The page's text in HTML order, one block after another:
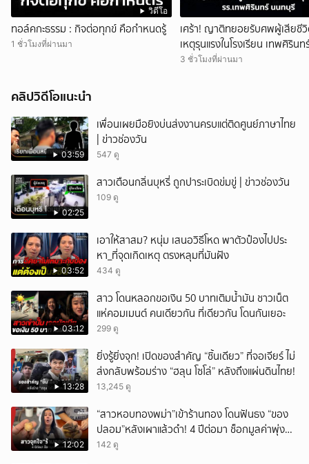
วิดีโอ
ทอล์คกะธรรม : กิจต่อทุกข์ คือกำหนดรู้
1 ชั่วโมงที่ผ่านมา
เศร้า! ญาติทยอยรับศพผู้เสียชี
เหตุรุนแรงในโรงเรียน เทพศิรินท
นนทบุรี
3 ชั่วโมงที่ผ่านมา
คลิปวิดีโอแนะนำ
03:59
เพื่อนเผยมือยิงบ่นส่งงานครบแต่ติดศูนย์ภาษาไทย
| ข่าวช่องวัน
547 ดู
02:25
สาวเตือนกลิ่นบุหรี่ ถูกปาระเบิดข่มขู่ | ข่าวช่องวัน
109 ดู
03:52
เอาให้สาสม? หนุ่ม เสนอวิธีโหด พาตัวป๋องไปประ
หา_ที่จุดเกิดเหตุ ตรงหลุมที่มันฝัง
434 ดู
03:12
สาว โดนหลอกขอเงิน 50 บาทเติมน้ำมัน ชาวเน็ต
แห่คอมเมนต์ คนเดียวกัน ที่เดียวกัน โดนกันเยอะ
299 ดู
13:28
ยิ่งรู้ยิ่งจุก! เปิดของสำคัญ “ชิ้นเดียว” ที่จอเจียร์ ไม่
ส่งกลับพร้อมร่าง “ฮลุน โซโล่” หลังถึงแผ่นดินไทย!
13,245 ดู
12:02
“สาวหอบทองพม่า”เข้าร้านทอง โดนฟันธง “ของ
ปลอม”หลังเผาแล้วดำ! 4 ปีต่อมา ช็อกมูลค่าพุ่ง
มหาศาล!
142 ดู